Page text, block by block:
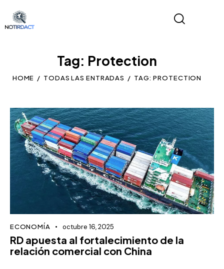
Tag: Protection
HOME TODAS LAS ENTRADAS TAG: PROTECTION
ECONOMÍA octubre 16, 2025
RD apuesta al fortalecimiento de la
relación comercial con China